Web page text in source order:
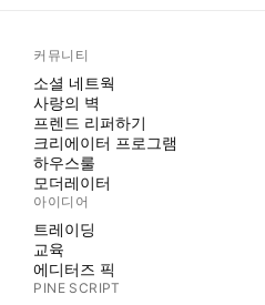
커뮤니티
소셜 네트웍
사랑의 벽
프렌드 리퍼하기
크리에이터 프로그램
하우스룰
모더레이터
아이디어
트레이딩
교육
에디터즈 픽
PINE SCRIPT